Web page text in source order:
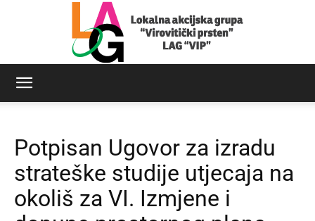
Virovitički
Potpisan Ugovor za izradu
strateške studije utjecaja na
okoliš za VI. Izmjene i